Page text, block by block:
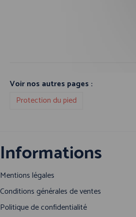
Voir nos autres pages :
Protection du pied
Informations
Mentions légales
Conditions générales de ventes
Politique de confidentialité